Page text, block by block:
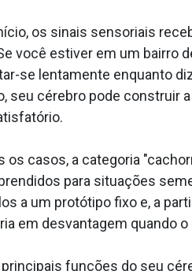
os sinais sensoriais
você estiver em um bairro
se lentamente enquanto
seu cérebro pode construir
os casos, a categoria
para situações
a um protótipo fixo e, a
em desvantagem quando
principais funções do seu